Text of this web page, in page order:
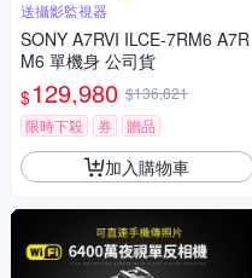
送攝影監視器
SONY A7RVI ILCE-7RM6 A7R
M6 單機身 公司貨
$129,980 $136,821
限時下殺
券 贈品
加入購物車